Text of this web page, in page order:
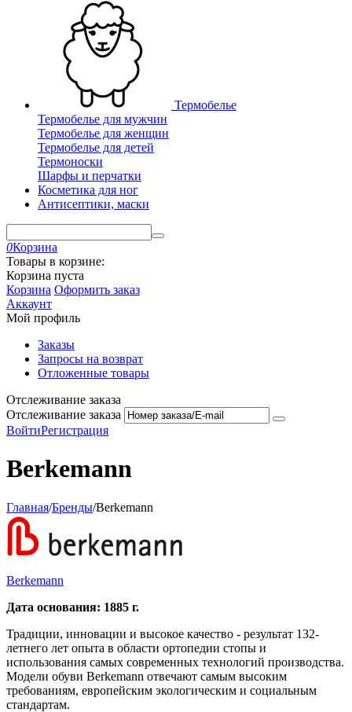
Термобелье
Термобелье для мужчин
Термобелье для женщин
Термобелье для детей
Термоноски
Шарфы и перчатки
Косметика для ног
Антисептики, маски
0Корзина
Товары в корзине:
Корзина пуста
Корзина Оформить заказ
Аккаунт
Мой профиль
Заказы
Запросы на возврат
Отложенные товары
Отслеживание заказа
Отслеживание заказа
ВойтиРегистрация
Berkemann
Главная/Бренды/Berkemann
Berkemann
Дата основания: 1885 г.
Традиции, инновации и высокое качество - результат 132-
летнего лет опыта в области ортопедии стопы и
использования самых современных технологий производства.
Модели обуви Berkemann отвечают самым высоким
требованиям, европейским экологическим и социальным
стандартам.